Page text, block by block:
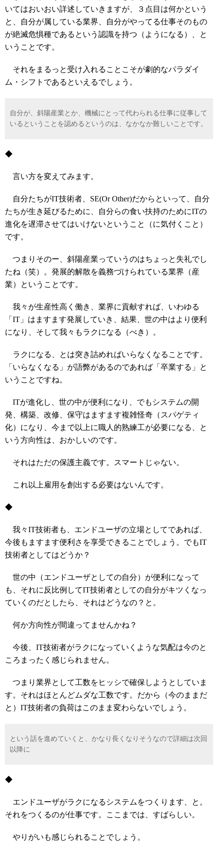
いてはおいおい詳述していきますが、３点目は何かという
と、自分が属している業界、自分がやってる仕事そのもの
が絶滅危惧種であるという認識を持つ（ようになる）、と
いうことです。
それをまるっと受け入れることこそが劇的なパラダイ
ム・シフトであるといえるでしょう。
自分が、斜陽産業とか、機械にとって代わられる仕事に従事して
いるということを認めるというのは、なかなか難しいことです。
◆
言い方を変えてみます。
自分たちがIT技術者、SE(Or Other)だからといって、自分
たちが生き延びるために、自分らの食い扶持のためにITの
進化を遅滞させてはいけないということ（に気付くこと）
です。
つまりそのー、斜陽産業っていうのはちょっと失礼でし
たね（笑）。発展的解散を義務づけられている業界（産
業）ということです。
我々が生産性高く働き、業界に貢献すれば、いわゆる
「IT」はますます発展していき、結果、世の中はより便利
になり、そして我々もラクになる（べき）。
ラクになる、とは突き詰めればいらなくなることです。
「いらなくなる」が語弊があるのであれば「卒業する」と
いうことですね。
ITが進化し、世の中が便利になり、でもシステムの開
発、構築、改修、保守はますます複雑怪奇（スパゲティ
化）になり、今まで以上に職人的熟練工が必要になる、と
いう方向性は、おかしいのです。
それはただの保護主義です。スマートじゃない。
これ以上雇用を創出する必要はないんです。
◆
我々IT技術者も、エンドユーザの立場としてであれば、
今後もますます便利さを享受できることでしょう。でもIT
技術者としてはどうか？
世の中（エンドユーザとしての自分）が便利になって
も、それに反比例してIT技術者としての自分がキツくなっ
ていくのだとしたら、それはどうなの？と。
何か方向性が間違ってませんかね？
今後、IT技術者がラクになっていくような気配は今のと
ころまったく感じられません。
つまり業界として工数をヒッシで確保しようとしていま
す。それはほとんどムダな工数です。だから（今のままだ
と）IT技術者の負荷はこのまま変わらないでしょう。
という話を進めていくと、かなり長くなりそうなので詳細は次回
以降に
◆
エンドユーザがラクになるシステムをつくります、と。
それをつくるのが仕事です。ここまでは、すばらしい。
やりがいも感じられることでしょう。